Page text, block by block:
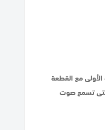
مع القطعة
حتى تسمع صوت